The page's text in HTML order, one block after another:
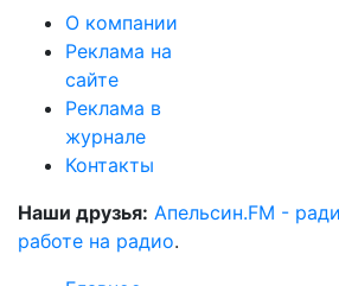
О компании
Реклама на
сайте
Реклама в
журнале
Контакты
Наши друзья: Апельсин.FM -
работе на радио.